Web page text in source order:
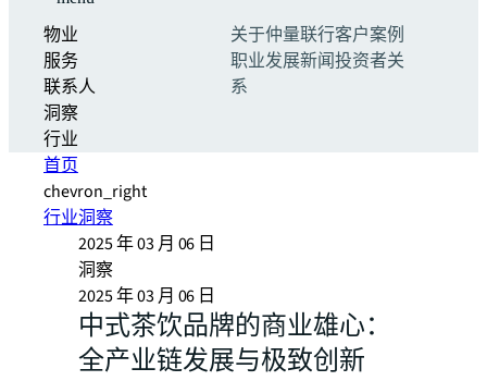
物业
服务
联系人
洞察
行业
关于仲量联行客户案例
职业发展新闻投资者关
系
首页
chevron_right
行业洞察
2025 年 03 月 06 日
洞察
2025 年 03 月 06 日
中式茶饮品牌的商业雄心：
全产业链发展与极致创新